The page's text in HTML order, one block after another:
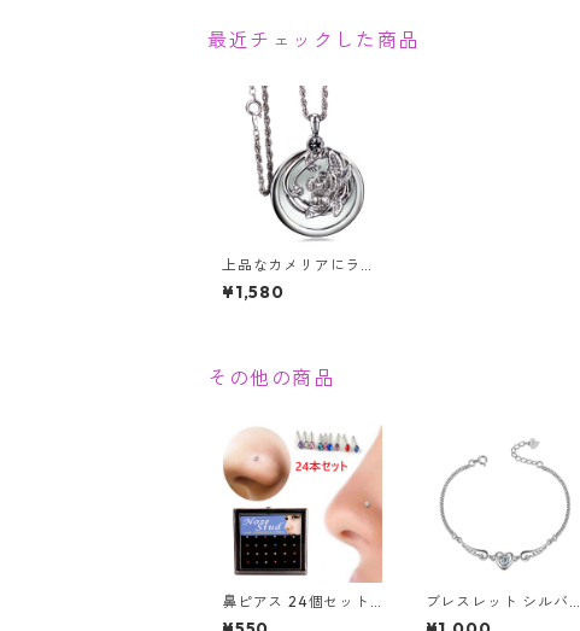
最近チェックした商品
上品なカメリアにライ
ンストーンをあしらっ
た拡大鏡・ルーペペン
¥1,580
その他の商品
鼻ピアス 24個セット
クリスタル 鼻ピ 新品
ブレスレット シルバー
クリスタル ブレス オ